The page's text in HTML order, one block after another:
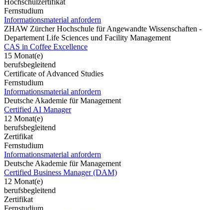
Hochschulzertifikat
Fernstudium
Informationsmaterial anfordern
ZHAW Zürcher Hochschule für Angewandte Wissenschaften -
Departement Life Sciences und Facility Management
CAS in Coffee Excellence
15 Monat(e)
berufsbegleitend
Certificate of Advanced Studies
Fernstudium
Informationsmaterial anfordern
Deutsche Akademie für Management
Certified AI Manager
12 Monat(e)
berufsbegleitend
Zertifikat
Fernstudium
Informationsmaterial anfordern
Deutsche Akademie für Management
Certified Business Manager (DAM)
12 Monat(e)
berufsbegleitend
Zertifikat
Fernstudium